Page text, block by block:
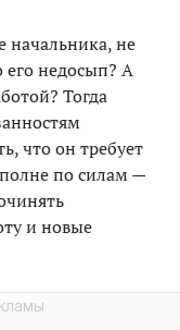
начальника, не
его недосып? А
Тогда
что он требует
по силам —
и новые